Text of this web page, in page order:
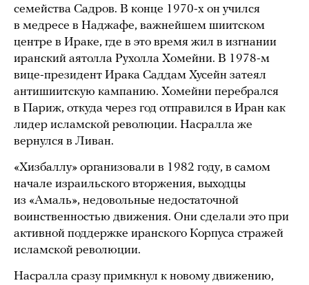
семейства Садров. В конце 1970-х он учился
в медресе в Наджафе, важнейшем шиитском
центре в Ираке, где в это время жил в изгнании
иранский аятолла Рухолла Хомейни. В 1978-м
вице-президент Ирака Саддам Хусейн затеял
антишиитскую кампанию. Хомейни перебрался
в Париж, откуда через год отправился в Иран как
лидер исламской революции. Насралла же
вернулся в Ливан.
«Хизбаллу» организовали в 1982 году, в самом
начале израильского вторжения, выходцы
из «Амаль», недовольные недостаточной
воинственностью движения. Они сделали это при
активной поддержке иранского Корпуса стражей
исламской революции.
Насралла сразу примкнул к новому движению,